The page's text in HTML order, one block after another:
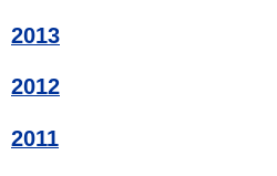
2013
2012
2011